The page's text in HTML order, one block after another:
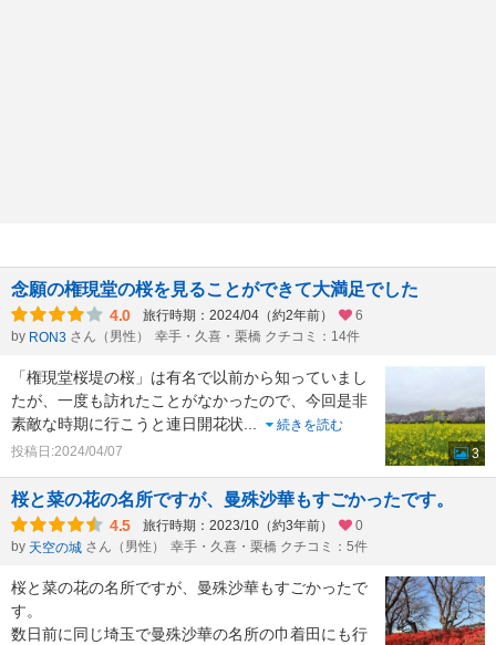
念願の権現堂の桜を見ることができて大満足でした
4.0 旅行時期：2024/04（約2年前）
6
by RON3 さん（男性） 幸手・久喜・栗橋 クチコミ：14件
「権現堂桜堤の桜」は有名で以前から知っていまし
たが、一度も訪れたことがなかったので、今回是非
素敵な時期に行こうと連日開花状
続きを読む
投稿日:2024/04/07
3
桜と菜の花の名所ですが、曼殊沙華もすごかったです。
4.5 旅行時期：2023/10（約3年前）
0
by 天空の城 さん（男性） 幸手・久喜・栗橋 クチコミ：5件
桜と菜の花の名所ですが、曼殊沙華もすごかったで
す。
数日前に同じ埼玉で曼殊沙華の名所の巾着田にも行